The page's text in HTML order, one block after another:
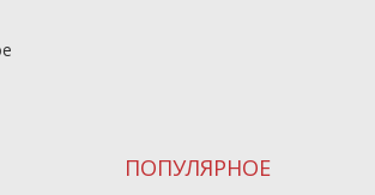
ПОПУЛЯРНОЕ